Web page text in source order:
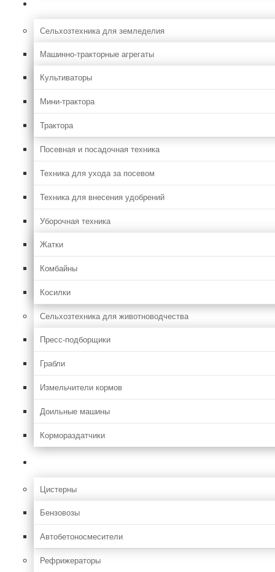
Сельхозтехника для земледелия
Машинно-тракторные агрегаты
Культиваторы
Мини-трактора
Трактора
Посевная и посадочная техника
Техника для ухода за посевом
Техника для внесения удобрений
Уборочная техника
Жатки
Комбайны
Косилки
Сельхозтехника для животноводчества
Пресс-подборщики
Грабли
Измельчители кормов
Доильные машины
Кормораздатчики
Цистерны
Бензовозы
Автобетоносмесители
Рефрижераторы